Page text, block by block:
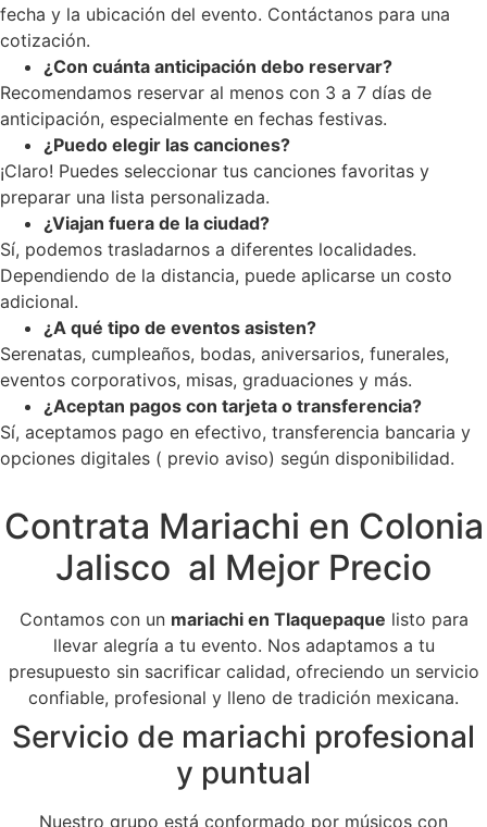
fecha y la ubicación del evento. Contáctanos para una
cotización.
¿Con cuánta anticipación debo reservar?
Recomendamos reservar al menos con 3 a 7 días de
anticipación, especialmente en fechas festivas.
¿Puedo elegir las canciones?
¡Claro! Puedes seleccionar tus canciones favoritas y
preparar una lista personalizada.
¿Viajan fuera de la ciudad?
Sí, podemos trasladarnos a diferentes localidades.
Dependiendo de la distancia, puede aplicarse un costo
adicional.
¿A qué tipo de eventos asisten?
Serenatas, cumpleaños, bodas, aniversarios, funerales,
eventos corporativos, misas, graduaciones y más.
¿Aceptan pagos con tarjeta o transferencia?
Sí, aceptamos pago en efectivo, transferencia bancaria y
opciones digitales ( previo aviso) según disponibilidad.
Contrata Mariachi en Colonia
Jalisco al Mejor Precio
Contamos con un mariachi en Tlaquepaque listo para
llevar alegría a tu evento. Nos adaptamos a tu
presupuesto sin sacrificar calidad, ofreciendo un servicio
confiable, profesional y lleno de tradición mexicana.
Servicio de mariachi profesional
y puntual
Nuestro grupo está conformado por músicos con